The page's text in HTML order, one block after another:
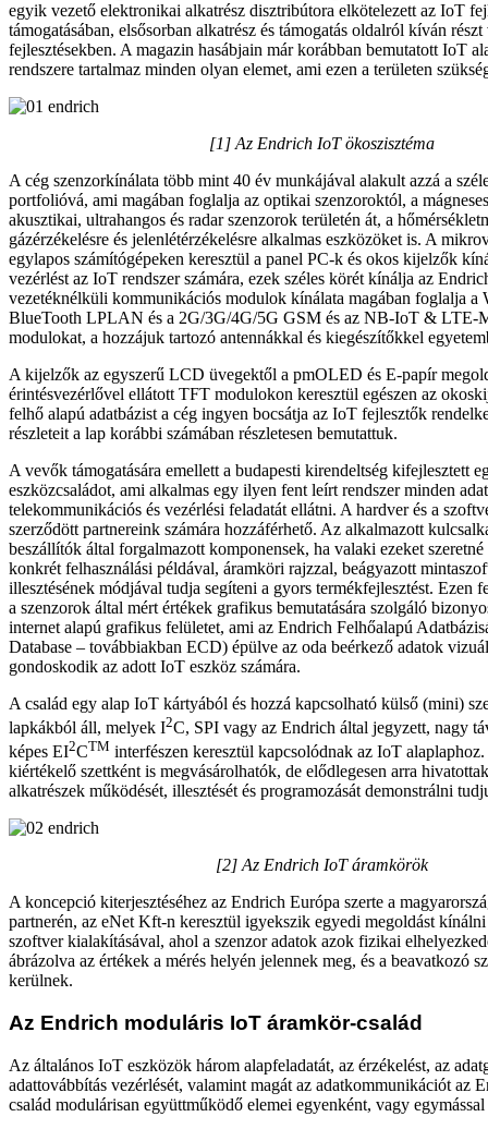
egyik vezető elektronikai alkatrész disztribútora elkötelezett az IoT
támogatásában, elsősorban alkatrész és támogatás oldalról kíván
fejlesztésekben. A magazin hasábjain már korábban bemutatott IoT
rendszere tartalmaz minden olyan elemet, ami ezen a területen
[1] Az Endrich IoT ökoszisztéma
A cég szenzorkínálata több mint 40 év munkájával alakult azzá a
portfolióvá, ami magában foglalja az optikai szenzoroktól, a
akusztikai, ultrahangos és radar szenzorok területén át, a
gázérzékelésre és jelenlétérzékelésre alkalmas eszközöket is. A
egylapos számítógépeken keresztül a panel PC-k és okos kijelzők
vezérlést az IoT rendszer számára, ezek széles körét kínálja az
vezetéknélküli kommunikációs modulok kínálata magában foglalja a
BlueTooth LPLAN és a 2G/3G/4G/5G GSM és az NB-IoT & LTE-
modulokat, a hozzájuk tartozó antennákkal és kiegészítőkkel
A kijelzők az egyszerű LCD üvegektől a pmOLED és E-papír
érintésvezérlővel ellátott TFT modulokon keresztül egészen az
felhő alapú adatbázist a cég ingyen bocsátja az IoT fejlesztők
részleteit a lap korábbi számában részletesen bemutattuk.
A vevők támogatására emellett a budapesti kirendeltség kifejlesztett
eszközcsaládot, ami alkalmas egy ilyen fent leírt rendszer minden
telekommunikációs és vezérlési feladatát ellátni. A hardver és a
szerződött partnereink számára hozzáférhető. Az alkalmazott
beszállítók által forgalmazott komponensek, ha valaki ezeket
konkrét felhasználási példával, áramköri rajzzal, beágyazott
illesztésének módjával tudja segíteni a gyors termékfejlesztést. Ezen
a szenzorok által mért értékek grafikus bemutatására szolgáló
internet alapú grafikus felületet, ami az Endrich Felhőalapú
Database – továbbiakban ECD) épülve az oda beérkező adatok
gondoskodik az adott IoT eszköz számára.
A család egy alap IoT kártyából és hozzá kapcsolható külső (mini)
lapkákból áll, melyek I2C, SPI vagy az Endrich által jegyzett, nagy
képes EI2CTM interfészen keresztül kapcsolódnak az IoT
kiértékelő szettként is megvásárolhatók, de elődlegesen arra
alkatrészek működését, illesztését és programozását demonstrálni
[2] Az Endrich IoT áramkörök
A koncepció kiterjesztéséhez az Endrich Európa szerte a
partnerén, az eNet Kft-n keresztül igyekszik egyedi megoldást
szoftver kialakításával, ahol a szenzor adatok azok fizikai
ábrázolva az értékek a mérés helyén jelennek meg, és a beavatkozó
kerülnek.
Az Endrich moduláris IoT áramkör-család
Az általános IoT eszközök három alapfeladatát, az érzékelést, az
adattovábbítás vezérlését, valamint magát az adatkommunikációt az
család modulárisan együttműködő elemei egyenként, vagy